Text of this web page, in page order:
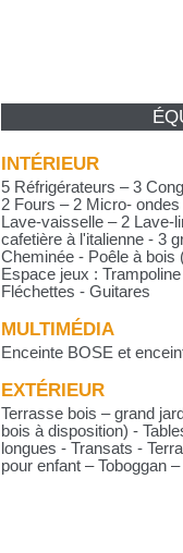
INTÉRIEUR
5 Réfrigérateurs – 3
2 Fours – 2 Micro-
Lave-vaisselle – 2 Lave-
cafetière à l'italienne - 3
Cheminée - Poêle à bois
Espace jeux :
Fléchettes - Guitares
MULTIMÉDIA
Enceinte BOSE et
EXTÉRIEUR
Terrasse bois – grand
bois à disposition) -
longues - Transats -
pour enfant – Toboggan